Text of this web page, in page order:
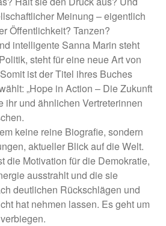
Meinung – eigentlich
Öffentlichkeit? Tanzen?
intelligente Sanna Marin steht
steht für eine neue Art von
ist der Titel ihres Buches
„Hope in Action – Die Zukunft
ihr und ähnlichen Vertreterinnen
keine reine Biografie, sondern
aktueller Blick auf die Welt.
die Motivation für die Demokratie,
ausstrahlt und die sie
deutlichen Rückschlägen und
hat nehmen lassen. Es geht um